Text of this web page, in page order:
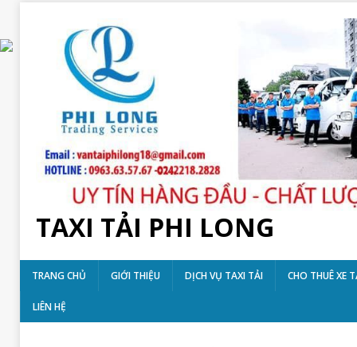
TAXI TẢI PHI LONG
TRANG CHỦ GIỚI THIỆU DỊCH VỤ TAXI TẢI CHO THUÊ XE
LIÊN HỆ